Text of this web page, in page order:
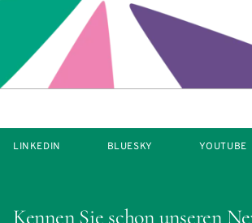
Kennen Sie schon unseren
LINKEDIN BLUESKY YOUTUBE